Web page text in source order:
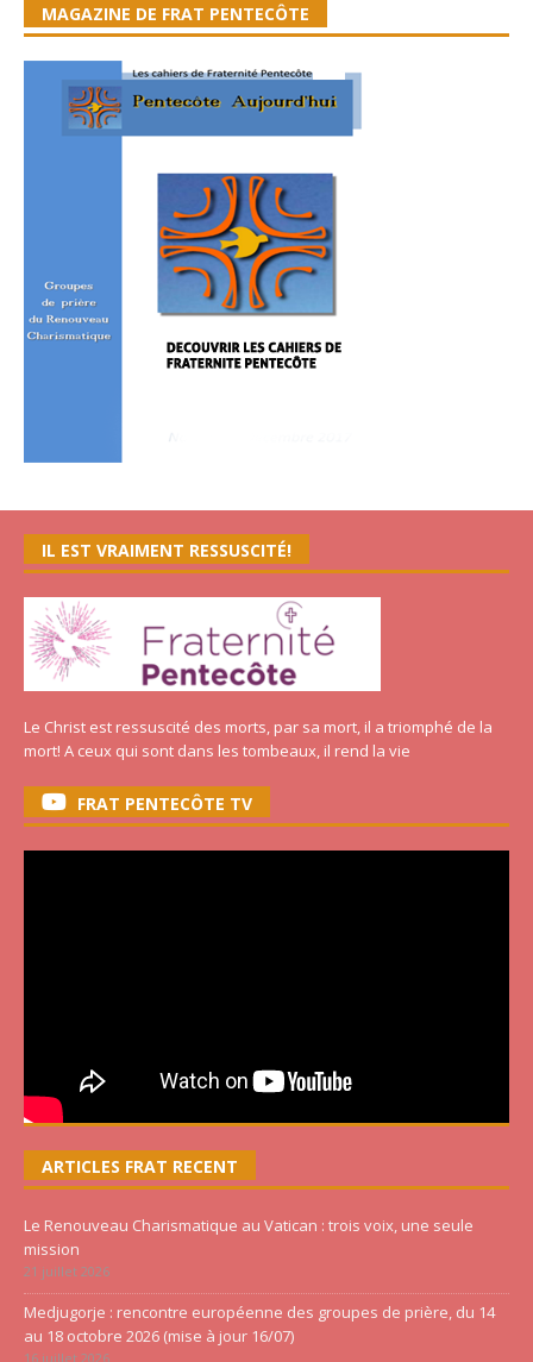
MAGAZINE DE FRAT PENTECÔTE
IL EST VRAIMENT RESSUSCITÉ!
Le Christ est ressuscité des morts, par sa mort, il a triomphé de la
mort! A ceux qui sont dans les tombeaux, il rend la vie
FRAT PENTECÔTE TV
ARTICLES FRAT RECENT
Le Renouveau Charismatique au Vatican : trois voix, une seule
mission
21 juillet 2026
Medjugorje : rencontre européenne des groupes de prière, du 14
au 18 octobre 2026 (mise à jour 16/07)
16 juillet 2026